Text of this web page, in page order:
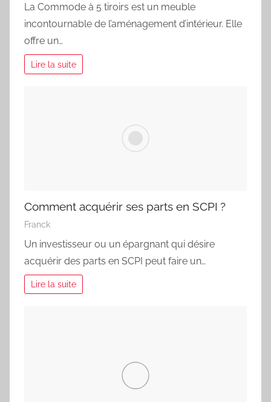
La Commode à 5 tiroirs est un meuble
incontournable de l’aménagement d’intérieur. Elle
offre un…
Lire la suite
Comment acquérir ses parts en SCPI ?
Franck
Un investisseur ou un épargnant qui désire
acquérir des parts en SCPI peut faire un…
Lire la suite